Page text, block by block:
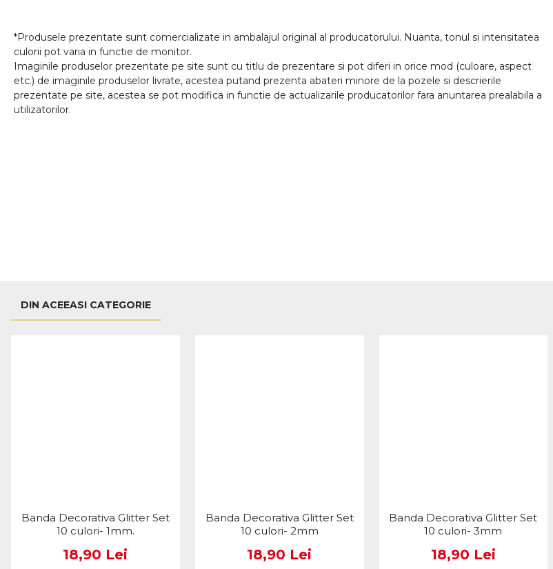
*Produsele prezentate sunt comercializate in ambalajul original al producatorului. Nuanta, tonul si intensitatea
culorii pot varia in functie de monitor.
Imaginile produselor prezentate pe site sunt cu titlu de prezentare si pot diferi in orice mod (culoare, aspect
etc.) de imaginile produselor livrate, acestea putand prezenta abateri minore de la pozele si descrierile
prezentate pe site, acestea se pot modifica in functie de actualizarile producatorilor fara anuntarea prealabila a
utilizatorilor.
DIN ACEEASI CATEGORIE
Banda Decorativa Glitter Set
10 culori- 1mm.
18,90 Lei
Banda Decorativa Glitter Set
10 culori- 2mm
18,90 Lei
Banda Decorativa Glitter Set
10 culori- 3mm
18,90 Lei